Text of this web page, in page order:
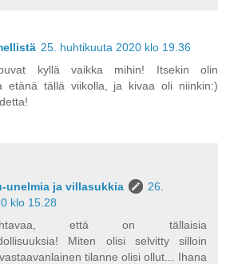
25. huhtikuuta 2020 klo 19.36
kyllä vaikka mihin! Itsekin olin
etänä tällä viikolla, ja kivaa oli niinkin:)
unelmia ja villasukkia
26.
klo 15.28
että on tällaisia
Miten olisi selvitty silloin
tilanne olisi ollut... Ihana